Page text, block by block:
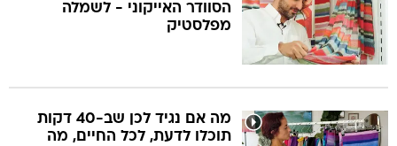
הסוודר האייקוני - לשמלה
מפלסטיק
מה אם נגיד לכן שב-40 דקות
תוכלו לדעת, לכל החיים, מה